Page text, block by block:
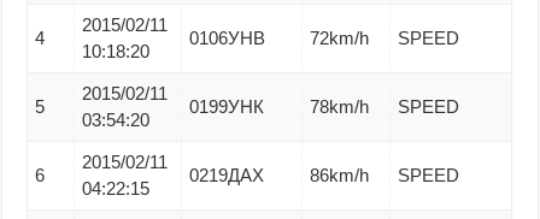
4
2015/02/11
10:18:20
0106УНВ 72km/h SPEED
5
2015/02/11
03:54:20
0199УНК 78km/h SPEED
6
2015/02/11
04:22:15
0219ДАХ 86km/h SPEED